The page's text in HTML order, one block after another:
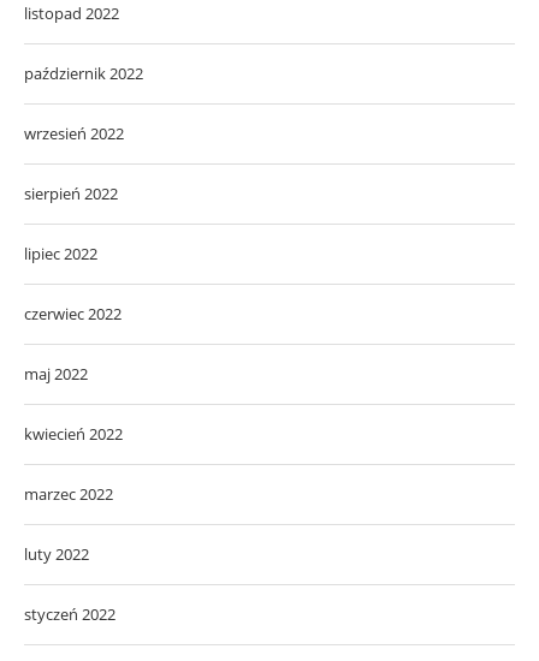
listopad 2022
październik 2022
wrzesień 2022
sierpień 2022
lipiec 2022
czerwiec 2022
maj 2022
kwiecień 2022
marzec 2022
luty 2022
styczeń 2022